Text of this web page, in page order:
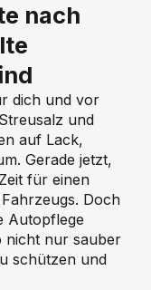
nach
dich und vor
und
auf Lack,
Gerade jetzt,
für einen
Doch
Autopflege
nicht nur sauber
schützen und